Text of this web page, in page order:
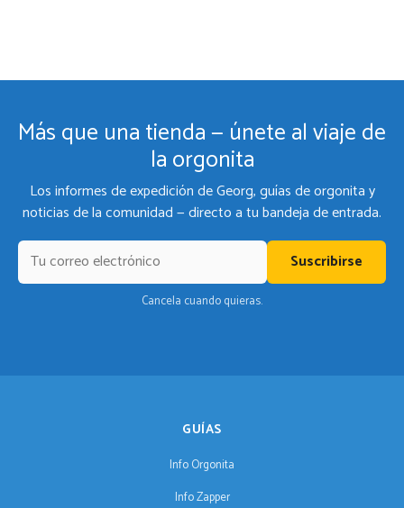
Más que una tienda — únete al viaje de
la orgonita
Los informes de expedición de Georg, guías de orgonita y
noticias de la comunidad — directo a tu bandeja de entrada.
Suscribirse
Cancela cuando quieras.
GUÍAS
Info Orgonita
Info Zapper